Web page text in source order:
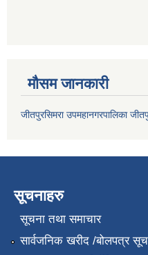
मौसम जानकारी
जीतपुरसिमरा उपमहानगरपालिका
सूचनाहरु
सूचना तथा समाचार
सार्वजनिक खरीद /बोलपत्र